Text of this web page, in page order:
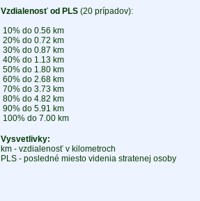
Vzdialenosť od PLS(20 prípadov):
10% do 0.56 km
20% do 0.72 km
30% do 0.87 km
40% do 1.13 km
50% do 1.80 km
60% do 2.68 km
70% do 3.73 km
80% do 4.82 km
90% do 5.91 km
100% do 7.00 km
Vysvetlivky:
km - vzdialenosť v kilometroch
PLS - posledné miesto videnia stratenej osoby